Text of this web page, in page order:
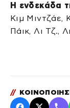
Η ενδεκάδα
Κιμ Μιντζάε,
Πάικ, Λι Τζ.,
//